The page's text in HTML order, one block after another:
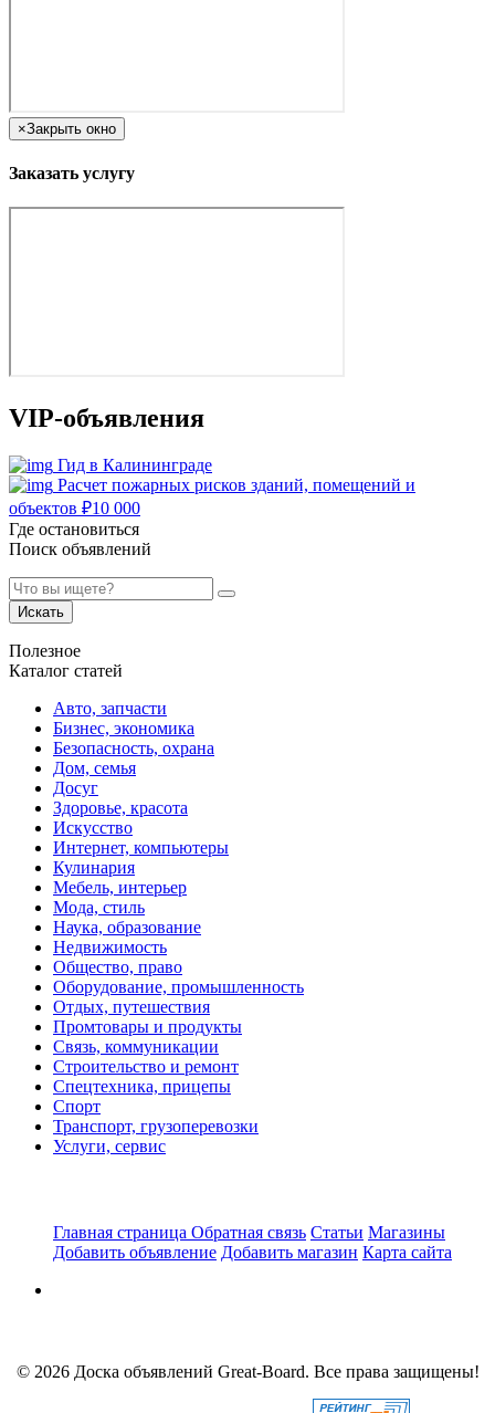
×Закрыть окно
Заказать услугу
VIP-объявления
Гид в Калининграде
Расчет пожарных рисков зданий, помещений и
объектов ₽10 000
Где остановиться
Поиск объявлений
Искать
Полезное
Каталог статей
Авто, запчасти
Бизнес, экономика
Безопасность, охрана
Дом, семья
Досуг
Здоровье, красота
Искусство
Интернет, компьютеры
Кулинария
Мебель, интерьер
Мода, стиль
Наука, образование
Недвижимость
Общество, право
Оборудование, промышленность
Отдых, путешествия
Промтовары и продукты
Связь, коммуникации
Строительство и ремонт
Спецтехника, прицепы
Спорт
Транспорт, грузоперевозки
Услуги, сервис
Главная страница Обратная связь Статьи Магазины
Добавить объявление Добавить магазин Карта сайта
© 2026 Доска объявлений Great-Board. Все права защищены!